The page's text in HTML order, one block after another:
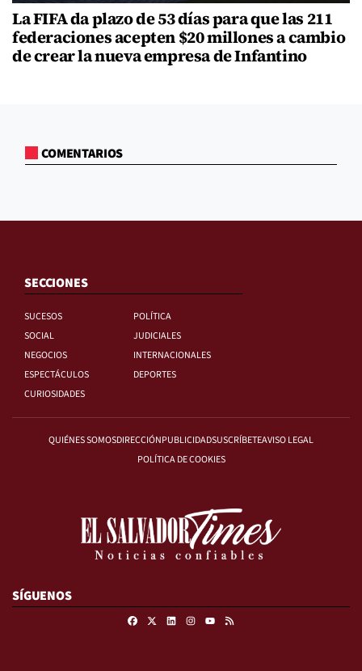
La FIFA da plazo de 53 días para que las 211
federaciones acepten $20 millones a cambio
de crear la nueva empresa de Infantino
COMENTARIOS
SECCIONES
SUCESOS
POLÍTICA
SOCIAL
JUDICIALES
NEGOCIOS
INTERNACIONALES
ESPECTÁCULOS
DEPORTES
CURIOSIDADES
QUIÉNES SOMOSDIRECCIÓNPUBLICIDADSUSCRÍBETEAVISO LEGAL
POLÍTICA DE COOKIES
SÍGUENOS
FacebookLinkedinInstagram